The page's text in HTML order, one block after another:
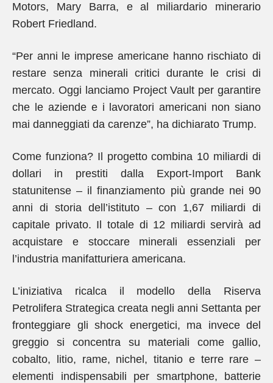
Motors, Mary Barra, e al miliardario minerario
Robert Friedland.
“Per anni le imprese americane hanno rischiato di
restare senza minerali critici durante le crisi di
mercato. Oggi lanciamo Project Vault per garantire
che le aziende e i lavoratori americani non siano
mai danneggiati da carenze”, ha dichiarato Trump.
Come funziona? Il progetto combina 10 miliardi di
dollari in prestiti dalla Export-Import Bank
statunitense – il finanziamento più grande nei 90
anni di storia dell’istituto – con 1,67 miliardi di
capitale privato. Il totale di 12 miliardi servirà ad
acquistare e stoccare minerali essenziali per
l’industria manifatturiera americana.
L’iniziativa ricalca il modello della Riserva
Petrolifera Strategica creata negli anni Settanta per
fronteggiare gli shock energetici, ma invece del
greggio si concentra su materiali come gallio,
cobalto, litio, rame, nichel, titanio e terre rare –
elementi indispensabili per smartphone, batterie